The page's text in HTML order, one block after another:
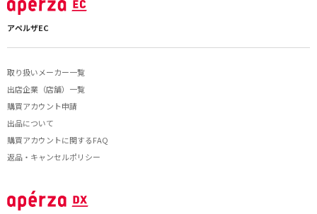
アペルザEC
取り扱いメーカー一覧
出店企業（店舗）一覧
購買アカウント申請
出品について
購買アカウントに関するFAQ
返品・キャンセルポリシー